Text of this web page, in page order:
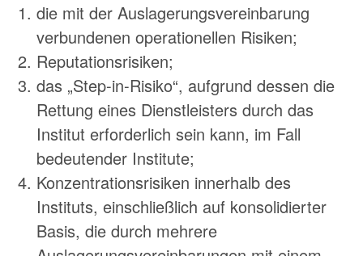
die mit der Auslagerungsvereinbarung
verbundenen operationellen Risiken;
Reputationsrisiken;
das „Step-in-Risiko“, aufgrund dessen die
Rettung eines Dienstleisters durch das
Institut erforderlich sein kann, im Fall
bedeutender Institute;
Konzentrationsrisiken innerhalb des
Instituts, einschließlich auf konsolidierter
Basis, die durch mehrere